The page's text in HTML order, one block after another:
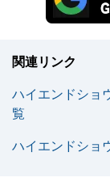
関連リンク
ハイエンドショ
覧
ハイエンドショ